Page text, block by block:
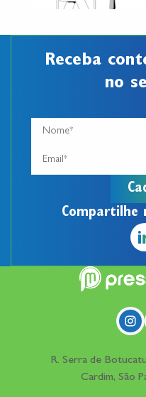
Receba
no
Compartilhe
R. Serra de
Cardim, São